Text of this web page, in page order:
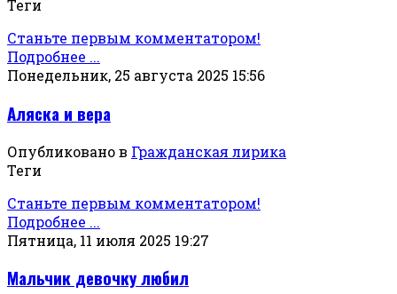
Теги
Станьте первым комментатором!
Подробнее ...
Понедельник, 25 августа 2025 15:56
Аляска и вера
Опубликовано в Гражданская лирика
Теги
Станьте первым комментатором!
Подробнее ...
Пятница, 11 июля 2025 19:27
Мальчик девочку любил